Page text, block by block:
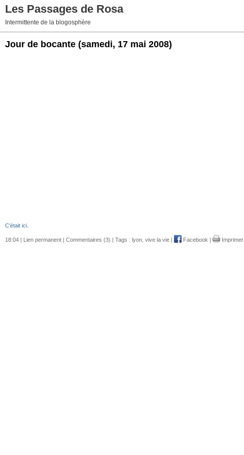
Les Passages de Rosa
Intermittente de la blogosphère
Jour de bocante (samedi, 17 mai 2008)
C'était ici.
18:04 | Lien permanent Commentaires (3) | Tags : lyon vive la vie Facebook Imprimer